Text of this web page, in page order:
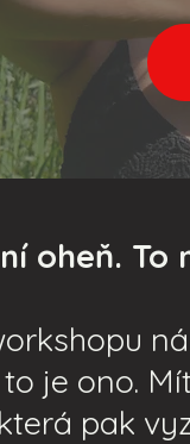
oheň. To
je ono.
pak